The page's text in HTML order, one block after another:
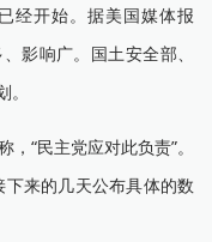
经开始。据美国媒体报
影响广。国土安全部、
“民主党应对此负责”。
来的几天公布具体的数